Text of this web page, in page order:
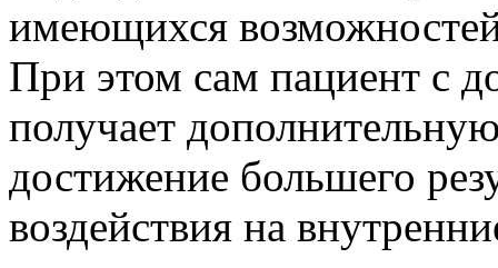
имеющихся
При этом сам пациент с
получает
достижение большего
воздействия на